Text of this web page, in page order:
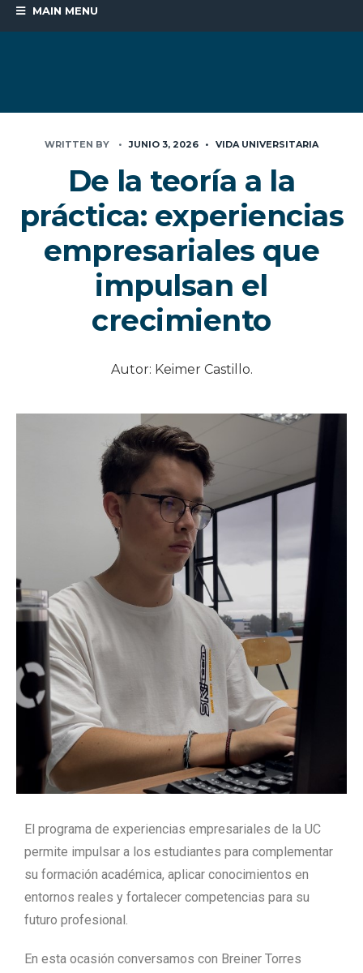
MAIN MENU
WRITTEN BY • JUNIO 3, 2026 • VIDA UNIVERSITARIA
De la teoría a la
práctica: experiencias
empresariales que
impulsan el
crecimiento
Autor: Keimer Castillo.
El programa de experiencias empresariales de la UC
permite impulsar a los estudiantes para complementar
su formación académica, aplicar conocimientos en
entornos reales y fortalecer competencias para su
futuro profesional.
En esta ocasión conversamos con Breiner Torres